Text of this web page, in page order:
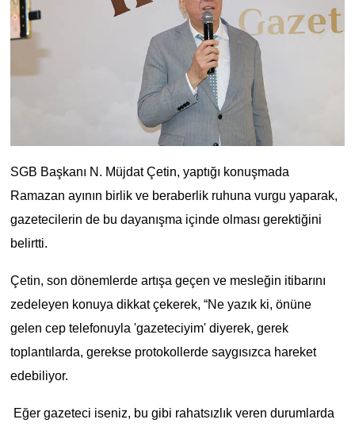
SGB Başkanı N. Müjdat Çetin, yaptığı konuşmada
Ramazan ayının birlik ve beraberlik ruhuna vurgu yaparak,
gazetecilerin de bu dayanışma içinde olması gerektiğini
belirtti.
Çetin, son dönemlerde artışa geçen ve mesleğin itibarını
zedeleyen konuya dikkat çekerek, “Ne yazık ki, önüne
gelen cep telefonuyla 'gazeteciyim' diyerek, gerek
toplantılarda, gerekse protokollerde saygısızca hareket
edebiliyor.
Eğer gazeteci iseniz, bu gibi rahatsızlık veren durumlarda